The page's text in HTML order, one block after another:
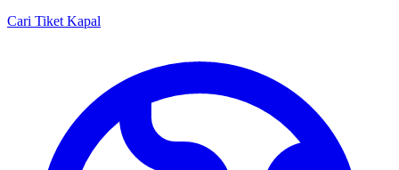
Cari Tiket Kapal